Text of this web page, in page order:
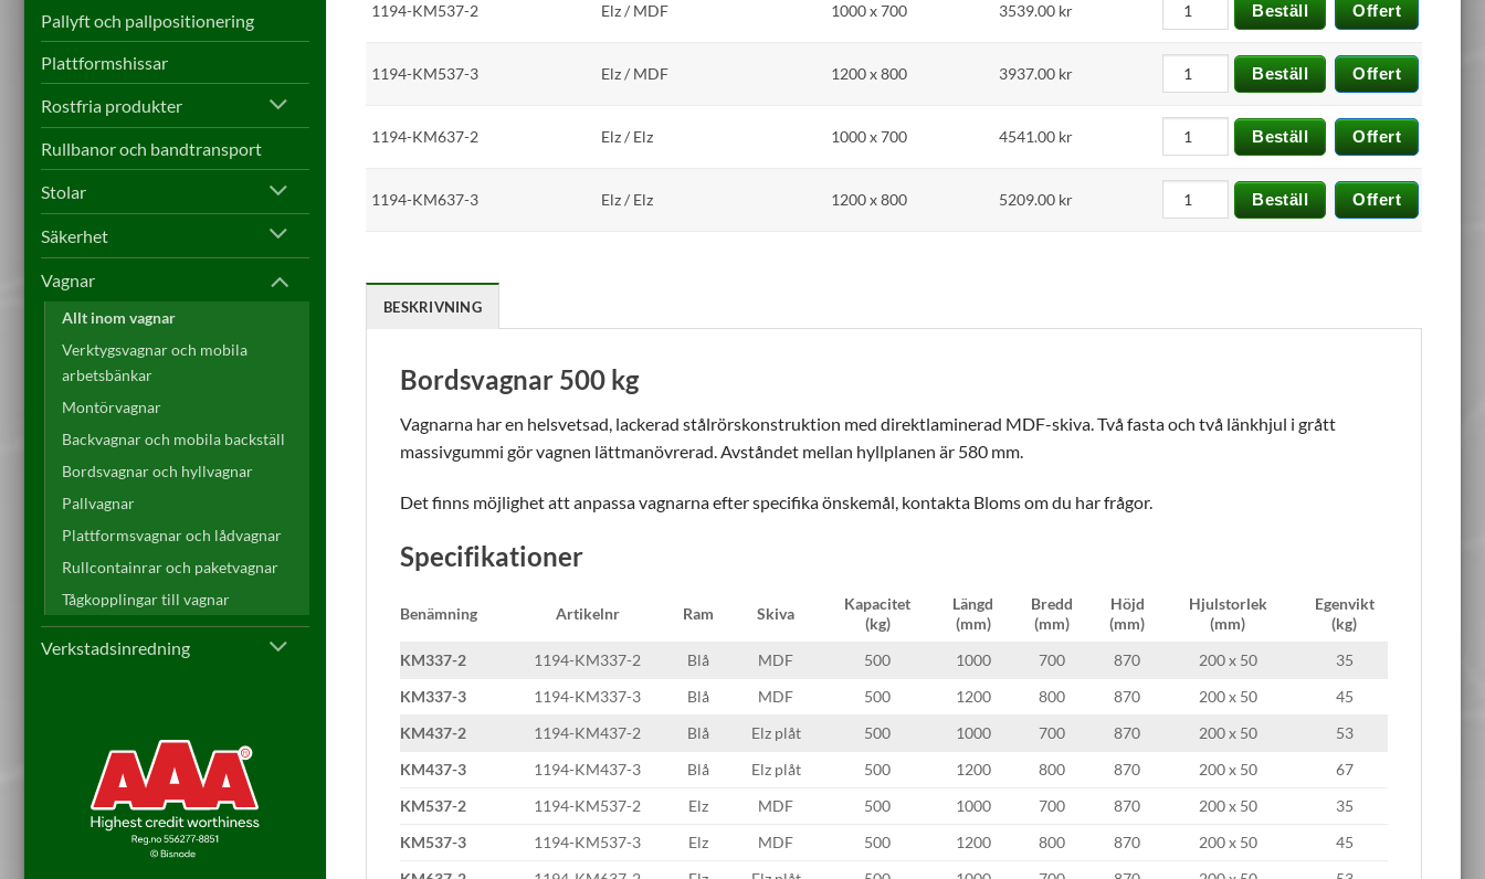
Pallyft och pallpositionering
Plattformshissar
Rostfria produkter
Rullbanor och bandtransport
Stolar
Säkerhet
Vagnar
Allt inom vagnar
Verktygsvagnar och mobila
arbetsbänkar
Montörvagnar
Backvagnar och mobila backställ
Bordsvagnar och hyllvagnar
Pallvagnar
Plattformsvagnar och lådvagnar
Rullcontainrar och paketvagnar
Tågkopplingar till vagnar
Verkstadsinredning
1194-KM537-2 Elz / MDF 1000 x 700 3539.00 kr Beställ Offert
1194-KM537-3 Elz / MDF 1200 x 800 3937.00 kr Beställ Offert
1194-KM637-2 Elz / Elz 1000 x 700 4541.00 kr Beställ Offert
1194-KM637-3 Elz / Elz 1200 x 800 5209.00 kr Beställ Offert
BESKRIVNING
Bordsvagnar 500 kg
Vagnarna har en helsvetsad, lackerad stålrörskonstruktion med direktlaminerad MDF-skiva. Två fasta och två länkhjul i grått
massivgummi gör vagnen lättmanövrerad. Avståndet mellan hyllplanen är 580 mm.
Det finns möjlighet att anpassa vagnarna efter specifika önskemål, kontakta Bloms om du har frågor.
Specifikationer
Benämning Artikelnr Ram Skiva
Kapacitet
(kg)
Längd
(mm)
Bredd
(mm)
Höjd
(mm)
Hjulstorlek
(mm)
Egenvikt
(kg)
KM337-2
1194-KM337-2 Blå MDF 500 1000 700 870 200 x 50
35
KM337-3
1194-KM337-3 Blå MDF 500 1200 800 870 200 x 50
45
KM437-2
1194-KM437-2 Blå Elz plåt 500 1000 700 870 200 x 50
53
KM437-3
1194-KM437-3 Blå Elz plåt 500 1200 800 870 200 x 50
67
KM537-2
1194-KM537-2 Elz MDF 500 1000 700 870 200 x 50
35
KM537-3
1194-KM537-3 Elz MDF 500 1200 800 870 200 x 50
45